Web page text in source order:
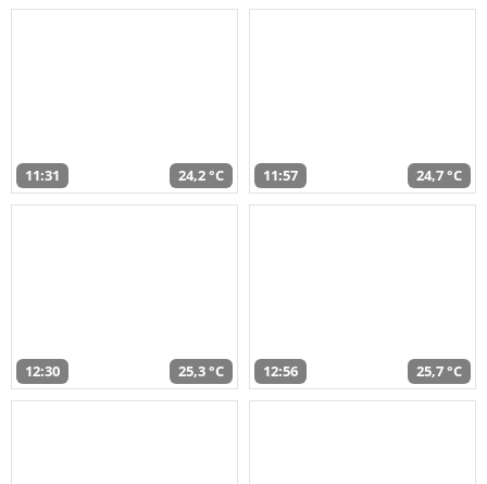
11:31 24,2 °C 11:57 24,7 °C
12:30 25,3 °C 12:56 25,7 °C